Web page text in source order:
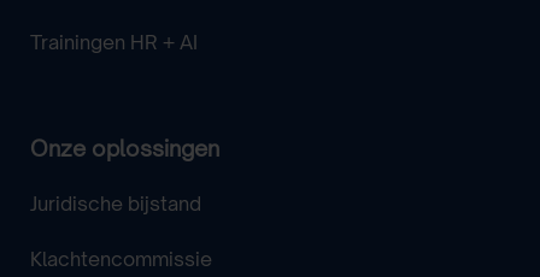
Trainingen HR + AI
Onze oplossingen
Juridische bijstand
Klachtencommissie